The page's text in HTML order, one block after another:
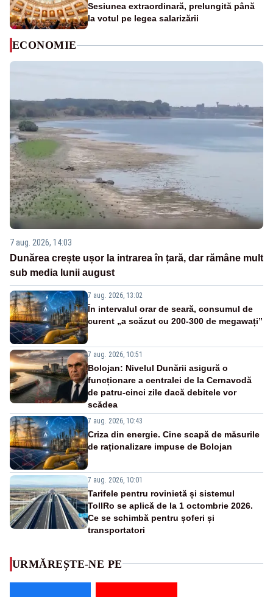
Sesiunea extraordinară, prelungită până
la votul pe legea salarizării
ECONOMIE
7 aug. 2026, 14:03
Dunărea crește ușor la intrarea în țară, dar rămâne mult
sub media lunii august
7 aug. 2026, 13:02
În intervalul orar de seară, consumul de
curent „a scăzut cu 200-300 de megawați”
7 aug. 2026, 10:51
Bolojan: Nivelul Dunării asigură o
funcționare a centralei de la Cernavodă
de patru-cinci zile dacă debitele vor
scădea
7 aug. 2026, 10:43
Criza din energie. Cine scapă de măsurile
de raționalizare impuse de Bolojan
7 aug. 2026, 10:01
Tarifele pentru rovinietă și sistemul
TollRo se aplică de la 1 octombrie 2026.
Ce se schimbă pentru șoferi și
transportatori
URMĂREȘTE-NE PE